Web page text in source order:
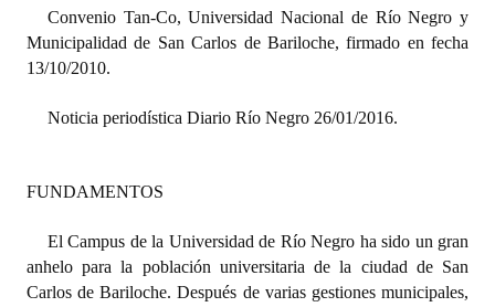
Organigrama
DOCUMENTOS
Informes de Gestión
Actas de Sesión
Informes de Unidad Coordinadora
Convenio Tan-Co, Universidad Nacional de Río Negro y
Municipalidad de San Carlos de Bariloche, firmado en fecha
13/10/2010.
Noticia periodística Diario Río Negro 26/01/2016.
FUNDAMENTOS
El Campus de la Universidad de Río Negro ha sido un gran
anhelo para la población universitaria de la ciudad de San
Carlos de Bariloche. Después de varias gestiones municipales,